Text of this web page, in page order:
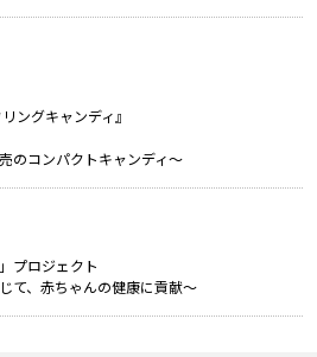
ングキャンディ』
のコンパクトキャンディ～
プロジェクト
て、赤ちゃんの健康に貢献～